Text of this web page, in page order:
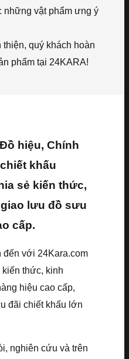
những vật phẩm ưng ý
quý khách hoàn
phẩm tại 24KARA!
hiệu, Chính
khấu
sẻ kiến thức,
lưu đồ sưu
cấp.
đến với 24Kara.com
kiến thức, kinh
hiệu cao cấp,
đãi chiết khấu lớn
nghiên cứu và trên